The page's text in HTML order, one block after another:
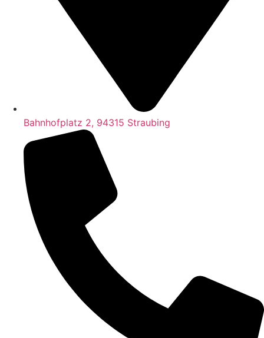
Bahnhofplatz 2, 94315 Straubing